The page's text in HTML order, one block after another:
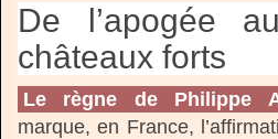
De l’apogée
châteaux forts
Le règne de Philippe
marque, en France,